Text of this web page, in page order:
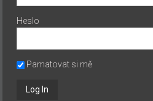
Heslo
Pamatovat si mě